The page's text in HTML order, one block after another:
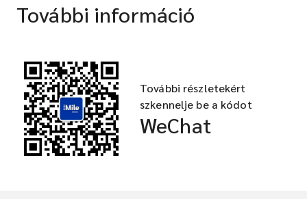
További információ
További részletekért
szkennelje be a kódot
WeChat